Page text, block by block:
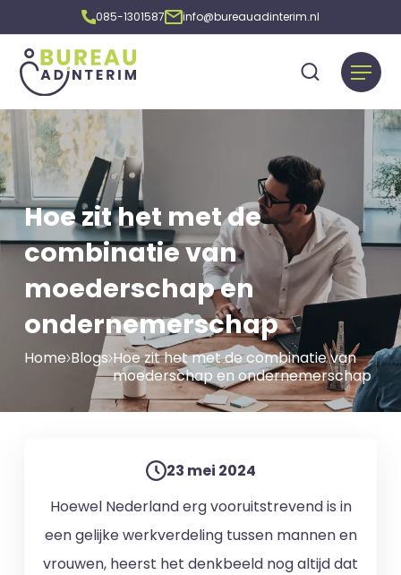
085-1301587 info@bureauadinterim.nl
Hoe zit het met de
combinatie van
moederschap en
ondernemerschap
Home Blogs Hoe zit het met de combinatie van
moederschap en ondernemerschap
23 mei 2024
Hoewel Nederland erg vooruitstrevend is in
een gelijke werkverdeling tussen mannen en
vrouwen, heerst het denkbeeld nog altijd dat